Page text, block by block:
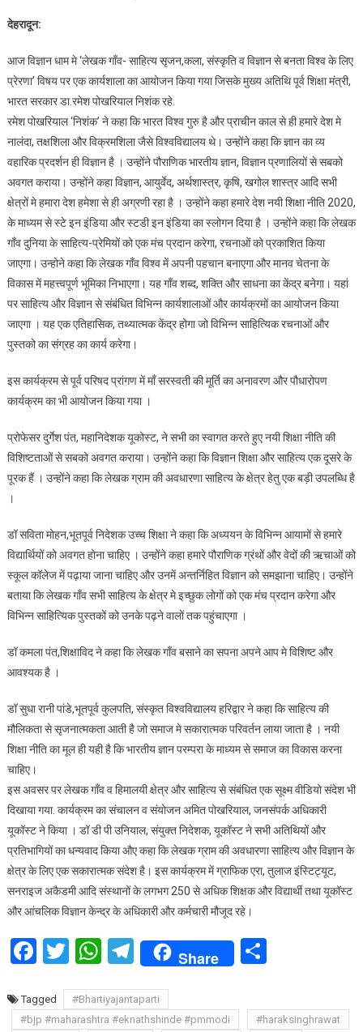
गाँव-
साहित्य
कला,
संस्कृति
व
विज्ञान
से
बनता
विश्व
लिए
प्रेरणा”
पर
कार्यशाला
देहरादून:
आज विज्ञान धाम मे ‘लेखक गाँव- साहित्य सृजन,कला, संस्कृति व विज्ञान से बनता विश्व के लिए
प्रेरणा’ विषय पर एक कार्यशाला का आयोजन किया गया जिसके मुख्य अतिथि पूर्व शिक्षा मंत्री,
भारत सरकार डा.रमेश पोखरियाल निशंक रहे.
रमेश पोखरियाल ‘निशंक’ ने कहा कि भारत विश्व गुरु है और प्राचीन काल से ही हमारे देश मे
नालंदा, तक्षशिला और विक्रमशिला जैसे विश्वविद्यालय थे। उन्होंने कहा कि ज्ञान का व्य
वहारिक प्रदर्शन ही विज्ञान है । उन्होंने पौराणिक भारतीय ज्ञान, विज्ञान प्रणालियों से सबको
अवगत कराया। उन्होंने कहा विज्ञान, आयुर्वेद, अर्थशास्त्र, कृषि, खगोल शास्त्र आदि सभी
क्षेत्रों मे हमारा देश हमेशा से ही अग्रणी रहा है । उन्होंने कहा हमारे देश नयी शिक्षा नीति 2020,
के माध्यम से स्टे इन इंडिया और स्टडी इन इंडिया का स्लोगन दिया है । उन्होंने कहा कि लेखक
गाँव दुनिया के साहित्य-प्रेमियों को एक मंच प्रदान करेगा, रचनाओं को प्रकाशित किया
जाएगा। उन्होने कहा कि लेखक गाँव विश्व में अपनी पहचान बनाएगा और मानव चेतना के
विकास में महत्त्वपूर्ण भूमिका निभाएगा। यह गाँव शब्द, शक्ति और साधना का केंद्र बनेगा। यहां
पर साहित्य और विज्ञान से संबंधित विभिन्न कार्यशालाओं और कार्यक्रमों का आयोजन किया
जाएगा । यह एक एतिहासिक, तथ्यात्मक केंद्र होगा जो विभिन्न साहित्यिक रचनाओं और
पुस्तको का संग्रह का कार्य करेगा।
इस कार्यक्रम से पूर्व परिषद प्रांगण में माँ सरस्वती की मूर्ति का अनावरण और पौधारोपण
कार्यक्रम का भी आयोजन किया गया ।
प्रोफेसर दुर्गेश पंत, महानिदेशक यूकोस्ट, ने सभी का स्वागत करते हुए नयी शिक्षा नीति की
विशिष्टताओं से सबको अवगत कराया। उन्होंने कहा कि विज्ञान शिक्षा और साहित्य एक दूसरे के
पूरक हैं । उन्होंने कहा कि लेखक ग्राम की अवधारणा साहित्य के क्षेत्र हेतु एक बड़ी उपलब्धि है
।
डॉ सविता मोहन,भूतपूर्व निदेशक उच्च शिक्षा ने कहा कि अध्ययन के विभिन्न आयामों से हमारे
विद्यार्थियों को अवगत होना चाहिए । उन्होंने कहा हमारे पौराणिक ग्रंथों और वेदों की ऋचाओं को
स्कूल कॉलेज में पढ़ाया जाना चाहिए और उनमें अन्तर्निहित विज्ञान को समझाना चाहिए। उन्होंने
बताया कि लेखक गाँव सभी साहित्य के क्षेत्र मे इच्छुक लोगों को एक मंच प्रदान करेगा और
विभिन्न साहित्यिक पुस्तकों को उनके पढ़ने वालों तक पहुंचाएगा ।
डॉ कमला पंत,शिक्षाविद ने कहा कि लेखक गाँव बसाने का सपना अपने आप मे विशिष्ट और
आवश्यक है ।
डॉ सुधा रानी पांडे,भूतपूर्व कुलपति, संस्कृत विश्वविद्यालय हरिद्वार ने कहा कि साहित्य की
मौलिकता से सृजनात्मकता आती है जो समाज मे सकारात्मक परिवर्तन लाया जाता है । नयी
शिक्षा नीति का मूल ही यही है कि भारतीय ज्ञान परम्परा के माध्यम से समाज का विकास करना
चाहिए।
इस अवसर पर लेखक गाँव व हिमालयी क्षेत्र और साहित्य से संबंधित एक सूक्ष्म वीडियो संदेश भी
दिखाया गया. कार्यक्रम का संचालन व संयोजन अमित पोखरियाल, जनसंपर्क अधिकारी
यूकॉस्ट ने किया । डॉ डी पी उनियाल, संयुक्त निदेशक, यूकॉस्ट ने सभी अतिथियों और
प्रतिभागियों का धन्यवाद किया औए कहा कि लेखक ग्राम की अवधारणा साहित्य और विज्ञान के
क्षेत्र के लिए एक सकारात्मक संदेश है। इस कार्यक्रम में ग्राफिक एरा, तुलाज इंस्टिट्यूट,
सनराइज अकैडमी आदि संस्थानों के लगभग 250 से अधिक शिक्षक और विद्यार्थी तथा यूकॉस्ट
और आंचलिक विज्ञान केन्द्र के अधिकारी और कर्मचारी मौजूद रहे।
Facebook
Twitter
WhatsApp
Telegram
Share Share
Tagged
#Bhartiyajantaparti
#bjp #maharashtra #eknathshinde #pmmodi
#haraksinghrawat